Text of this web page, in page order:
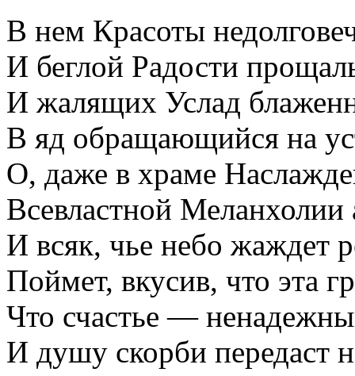
В нем Красоты
И беглой Радости
И жалящих Услад
В яд обращающийся на
О, даже в храме
Всевластной Меланхолии
И всяк, чье небо жаждет
Поймет, вкусив, что эта
Что счастье —
И душу скорби передаст